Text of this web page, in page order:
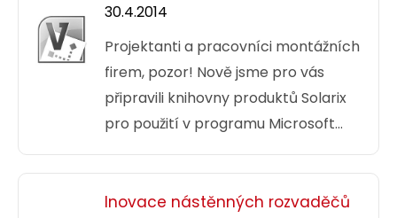
30.4.2014
Projektanti a pracovníci montážních
firem, pozor! Nově jsme pro vás
připravili knihovny produktů Solarix
pro použití v programu Microsoft
Visio.
Inovace nástěnných rozvaděčů